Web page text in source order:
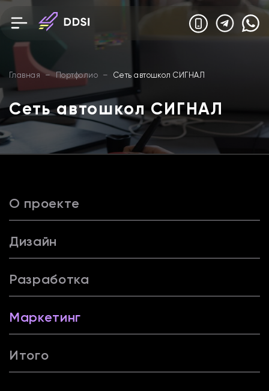
Главная – Портфолио – Сеть автошкол СИГНАЛ
Сеть автошкол СИГНАЛ
О проекте
Дизайн
Разработка
Маркетинг
Итого